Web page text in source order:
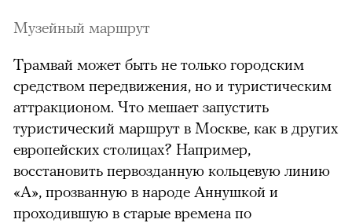
Музейный маршрут
Трамвай может быть не только городским
средством передвижения, но и туристическим
аттракционом. Что мешает запустить
туристический маршрут в Москве, как в других
европейских столицах? Например,
восстановить первозданную кольцевую линию
«А», прозванную в народе Аннушкой и
проходившую в старые времена по